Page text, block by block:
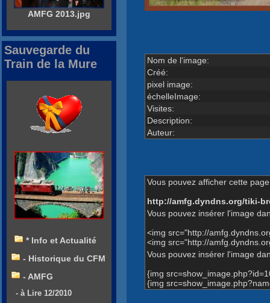
Nom de l'image:
Créé:
pixel image:
échelleImage:
Visites:
Description:
Auteur:
Vous pouvez afficher cette
http://amfg.dyndns.org/tiki-
Vous pouvez insérer l'image
<img src="http://
<img src="http://
Vous pouvez insérer l'image
{img
{img
AMFG 2013.jpg
Sauvegarde du
Train de la Mure
* Info et Actualité
- Historique du CFM
- AMFG
- à Lire 12/2010